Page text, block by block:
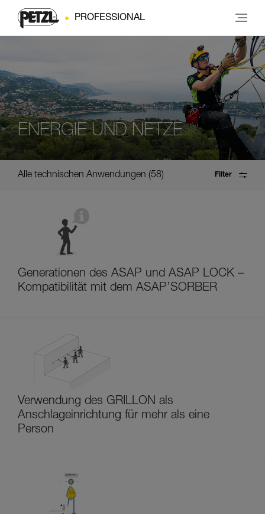
PROFESSIONAL
ENERGIE UND NETZE
Alle technischen Anwendungen 58 Filter
Generationen des ASAP und ASAP LOCK –
Kompatibilität mit dem ASAP’SORBER
Verwendung des GRILLON als
Anschlageinrichtung für mehr als eine
Person